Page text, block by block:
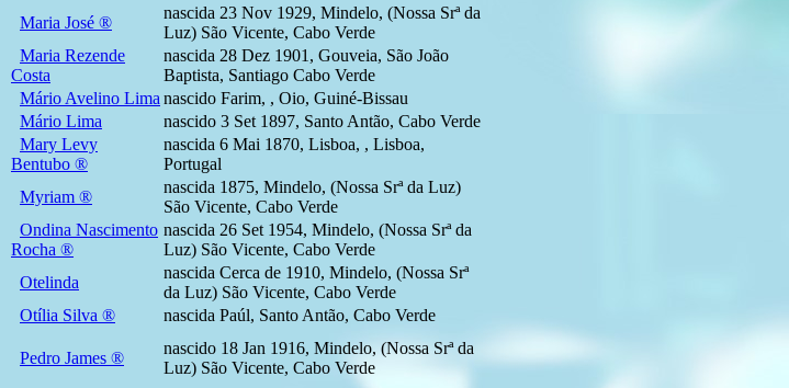
Maria José ®
nascida 23 Nov 1929, Mindelo, (Nossa Srª da
Luz) São Vicente, Cabo Verde
Maria Rezende
Costa
nascida 28 Dez 1901, Gouveia, São João
Baptista, Santiago Cabo Verde
Mário Avelino Lima nascido Farim, , Oio, Guiné-Bissau
Mário Lima
nascido 3 Set 1897, Santo Antão, Cabo Verde
Mary Levy
Bentubo ®
nascida 6 Mai 1870, Lisboa, , Lisboa,
Portugal
Myriam ®
nascida 1875, Mindelo, (Nossa Srª da Luz)
São Vicente, Cabo Verde
Ondina Nascimento
Rocha ®
nascida 26 Set 1954, Mindelo, (Nossa Srª da
Luz) São Vicente, Cabo Verde
Otelinda
nascida Cerca de 1910, Mindelo, (Nossa Srª
da Luz) São Vicente, Cabo Verde
Otília Silva ®
nascida Paúl, Santo Antão, Cabo Verde
Pedro James ®
nascido 18 Jan 1916, Mindelo, (Nossa Srª da
Luz) São Vicente, Cabo Verde